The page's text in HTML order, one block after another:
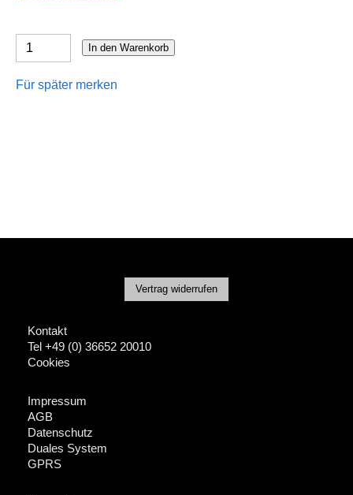
In den Warenkorb
Für später merken
Vertrag widerrufen
Kontakt
Tel +49 (0) 36652 20010
Cookies
Impressum
AGB
Datenschutz
Duales System
GPRS